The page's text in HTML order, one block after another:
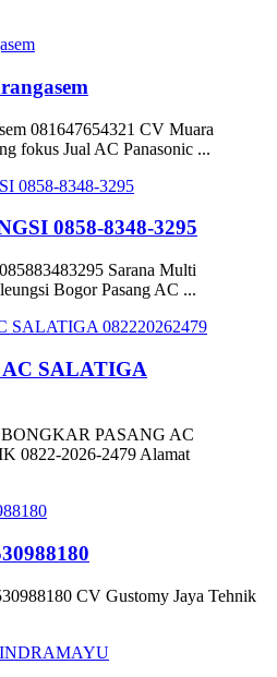
081647654321 CV Muara
fokus Jual AC Panasonic ...
0858-8348-3295
Sarana Multi
Bogor Pasang AC ...
SALATIGA
PASANG AC
0822-2026-2479 Alamat
CV Gustomy Jaya Tehnik